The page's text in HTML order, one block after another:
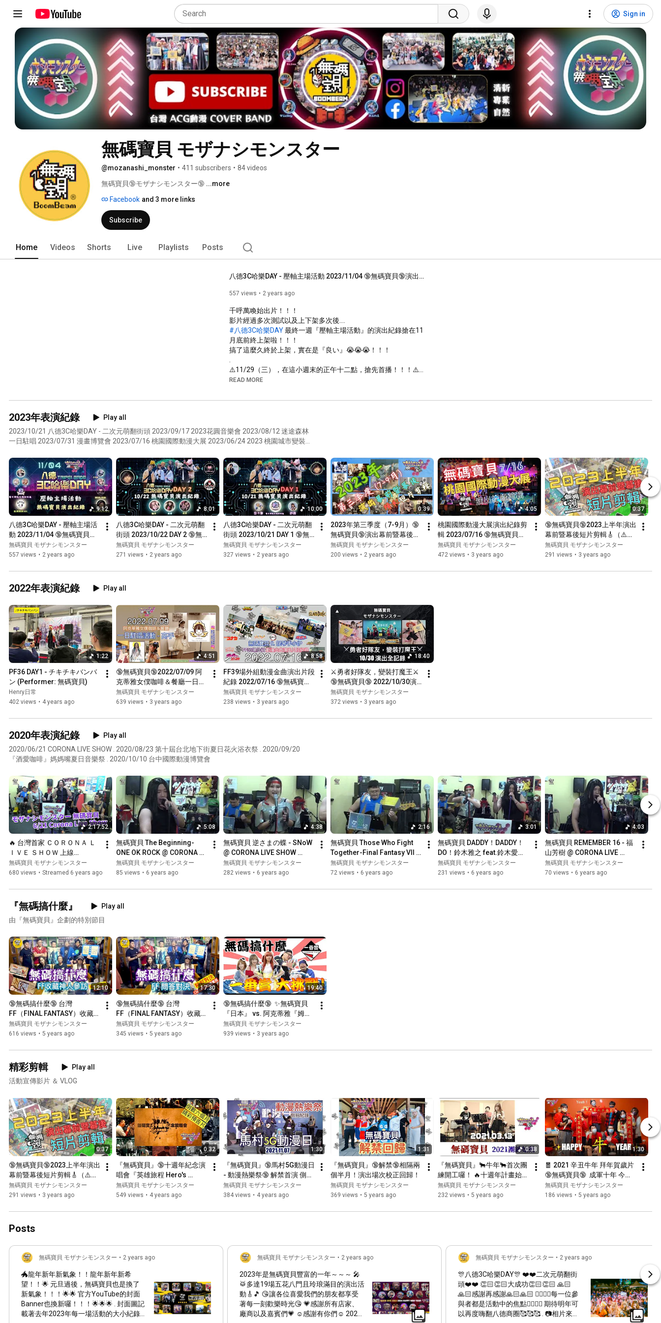
Sign in
無碼寶貝 モザナシモンスター
@mozanashi_monster • 411 subscribers • 84 videos
無碼寶貝🔞モザナシモンスター🔞 ...more
Facebook and 3 more links
Subscribe
Home Videos Shorts Live Playlists Posts
八德3C哈樂DAY - 壓軸主場活動 2023/11/04 🔞無碼寶貝🔞演出紀錄剪輯 ft. @pc_gps_music  、Allen、魔女學院女僕咖啡館、Devil Kiss、狐狸假面Aoi
557 views 2 years ago
千呼萬喚始出片！！！
#八德3C哈樂DAY 最終一週『壓軸主場活動』的演出紀錄搶在11
月底前終上架啦！！！
搞了這麼久終於上架，實在是『良い』😭😭😭！！！
⚠️11/29（三），在這小週末的正午十二點，搶先首播！！！⚠️
請大家務必要收看唷！！！
⬇️⬇️⬇️立馬、即刻、馬上！⬇️⬇️⬇️
🎸=========================🎸
.
1. めざせポケモンマスター ft. 可可亞、Aoi
2. 残酷な天使のテーゼ ft. Aoi
3. 炎 ft. チュチュ、Aoi
4. 世界が終るまでは••• ft. Aoi
5. メグメグ☆ファイアーエンドレスナイト ft. 紗夏、七瀨、柚子
.
💥 ▍ 無碼寶貝 ft. 魔女學院Witch Hat 女僕咖啡廳 & Devil Kiss & Pc
全球定位裝置 & 狐狸假面 Aoi 出演成員 ▍💥
🔝無碼寶貝🔞
@mozanashimonster
🔝團長千鳥 （無IG）
🔝Pc全球定位裝置🎻
@pc_liao
🔝隱藏版KB手哲公🎹
@tetsuko_melon
🔝8度音樂空間 八度音樂空間阿新🎸
@starchen777
🔝Allen · A小調音樂 • Aminor Music🎸
@allenhs0912
🔝狐狸假面
@kamen_no_kitsune
@zexal9980 Aoi
@witchhat_sana 紗夏
@ko_ko_a___dk___ 可可亞
@dk_yuzu_4 柚子
.
🎸=========================🎸
.
🔞無碼寶貝🔞ＩＧ :
＠mozanashi_monster
https://www.facebook.com/boombeamband
.
READ MORE
2023年表演紀錄
Play all
2023/10/21 八德3C哈樂DAY - 二次元萌翻街頭 2023/09/17 2023花圓音樂會 2023/08/12 迷途森林
一日駐唱 2023/07/31 漫畫博覽會 2023/07/16 桃園國際動漫大展 2023/06/24 2023 桃園城市變裝
山科大 K.D.F 23 2023/04/30 PF38 音樂肥皂箱 & 場外演出 2023/02/05 FF40 場外演出 2023/01/31
台北國際動漫節
9:12
八德3C哈樂DAY - 壓軸主場活
動 2023/11/04 🔞無碼寶貝🔞
演出紀錄剪輯 ft.
@pc_gps_music  、Allen、
Kiss、狐狸假面Aoi
無碼寶貝 モザナシモンスター
557 views • 2 years ago
8:01
八德3C哈樂DAY - 二次元萌翻
街頭 2023/10/22 DAY 2 🔞無
碼寶貝🔞演出紀錄剪輯 ft.
@pc_gps_music 、Allen、
無碼寶貝 モザナシモンスター
271 views • 2 years ago
10:00
八德3C哈樂DAY - 二次元萌翻
街頭 2023/10/21 DAY 1 🔞無
碼寶貝🔞演出紀錄剪輯 ft.
@pc_gps_music、
魔女學院女僕咖啡
無碼寶貝 モザナシモンスター
327 views • 2 years ago
0:39
2023年第三季度（7-9月）🔞
無碼寶貝🔞演出幕前暨幕後精
彩短片剪輯
無碼寶貝 モザナシモンスター
200 views • 2 years ago
4:05
桃園國際動漫大展演出紀錄剪
輯 2023/07/16 🔞無碼寶貝🔞
ft. Pc全球定位裝置
無碼寶貝 モザナシモンスター
472 views • 3 years ago
0:37
🔞無碼寶貝🔞2023上半年演出
幕前暨幕後短片剪輯🎸（⚠️開
頭背景音有彩蛋⚠️）
無碼寶貝 モザナシモンスター
291 views • 3 years ago
2022年表演紀錄 Play all
1:22
PF36 DAY1 - チキチキバンバ
ン (Performer: 無碼寶貝)
Henry日常
402 views • 4 years ago
4:51
🔞無碼寶貝🔞2022/07/09 阿
克蒂雅女僕咖啡＆餐廳一日駐
唱活動🎤高手 - 朝が来る🎤
無碼寶貝 モザナシモンスター
639 views • 3 years ago
8:58
FF39場外組動漫金曲演出片段
紀錄 2022/07/16 🔞無碼寶貝
🔞 ft. 提琴手小伊
無碼寶貝 モザナシモンスター
238 views • 3 years ago
18:40
⚔️勇者好隊友，變裝打魔王⚔️
🔞無碼寶貝🔞 2022/10/30演
出全記錄 ＠ 桃園市長候選人
鄭運鵬北桃園競選總部
無碼寶貝 モザナシモンスター
372 views • 3 years ago
2020年表演紀錄
Play all
2020/06/21 CORONA LIVE SHOW . 2020/08/23 第十屆台北地下街夏日花火浴衣祭 . 2020/09/20
『酒愛咖啡』媽媽嘴夏日音樂祭 . 2020/10/10 台中國際動漫博覽會
2:17:52
🔥 台灣首家 ＣＯＲＯＮＡ Ｌ
ＩＶＥ ＳＨＯＷ 上線
啦！！！ 🔥 『無碼寶貝在線
演唱』🔥
無碼寶貝 モザナシモンスター
680 views • Streamed 6 years ago
5:08
無碼寶貝 The Beginning-
ONE OK ROCK @ CORONA
LIVE SHOW (2020.06.21)
無碼寶貝 モザナシモンスター
85 views • 6 years ago
4:38
無碼寶貝 逆さまの蝶 - SNoW
@ CORONA LIVE SHOW
(2020.06.21)
無碼寶貝 モザナシモンスター
282 views • 6 years ago
2:16
無碼寶貝 Those Who Fight
Together-Final Fantasy VII
Remake @ CORONA LIVE
SHOW (2020.06.21)
無碼寶貝 モザナシモンスター
72 views • 6 years ago
3:01
無碼寶貝 DADDY！DADDY！
DO！鈴木雅之 feat.鈴木愛理
@ CORONA LIVE SHOW
(2020.06.21)
無碼寶貝 モザナシモンスター
231 views • 6 years ago
4:03
無碼寶貝 REMEMBER 16 - 福
山芳樹 @ CORONA LIVE
SHOW (2020.06.21)
無碼寶貝 モザナシモンスター
70 views • 6 years ago
『無碼搞什麼』
Play all
由『無碼寶貝』企劃的特別節目
12:10
🔞無碼搞什麼🔞 台灣
FF（FINAL FANTASY）收藏神
人Cloud Ko參訪實錄 ✨稀有
收藏品 完整公開✨ （上集）
無碼寶貝 モザナシモンスター
616 views • 5 years ago
17:30
🔞無碼搞什麼🔞 台灣
FF（FINAL FANTASY）收藏神
人Cloud Ko參訪實錄 ✨無碼
寶貝挑戰FF神人 頂尖對決 ✨
無碼寶貝 モザナシモンスター
345 views • 5 years ago
19:40
🔞無碼搞什麼🔞  ✨無碼寶貝
『日本』 vs. 阿克蒂雅『姆
卡』✨『新世紀福音戰士』一
番賞爭奪大挑戰！！！ 為了自
任務挑戰後，最終到底獎落誰
無碼寶貝 モザナシモンスター
939 views • 3 years ago
精彩剪輯
Play all
活動宣傳影片 ＆ VLOG
0:37
🔞無碼寶貝🔞2023上半年演出
幕前暨幕後短片剪輯🎸（⚠️開
頭背景音有彩蛋⚠️）
無碼寶貝 モザナシモンスター
291 views • 3 years ago
0:32
『無碼寶貝』🔞十週年紀念演
唱會『英雄旅程 Hero's
Journey』🔞 ✨倒數六個月✨
精彩預告片✨
無碼寶貝 モザナシモンスター
549 views • 4 years ago
1:30
『無碼寶貝』🔞馬村5G動漫日
- 動漫熱樂祭🔞 解禁首演 側拍
VLOG feat. A拔 & 武義 津輕三
味線演奏者 ＆ Ena絵奈
無碼寶貝 モザナシモンスター
384 views • 4 years ago
1:31
『無碼寶貝』🔞解禁🔞相隔兩
個半月！演出場次校正回歸！
無碼寶貝 モザナシモンスター
369 views • 5 years ago
0:38
『無碼寶貝』🐂牛年🐂首次團
練開工囉！ 🔥十週年計畫始動
🔥
無碼寶貝 モザナシモンスター
232 views • 5 years ago
1:30
🧧 2021 辛丑牛年 拜年賀歲片
🔞無碼寶貝🔞  成軍十年 今年
請多多指教 🧧
無碼寶貝 モザナシモンスター
186 views • 5 years ago
Posts
無碼寶貝 モザナシモンスター • 2 years ago
🐲龍年新年新氣象！！龍年新年新希
望！！🌟 元旦過後，無碼寶貝也是換了
新氣象！！！🌟🌟 官方YouTube的封面
Banner也換新囉！！！🌟🌟🌟 . 封面圖記
載著去年2023年每一場活動的大小紀錄
無碼寶貝 モザナシモンスター • 2 years ago
2023年是無碼寶貝豐富的一年～～～ 🎤
🥁多達19場五花八門且玲琅滿目的演出活
動🎸🎵 😘讓各位喜愛我們的朋友都享受
著每一刻歡樂時光😘 💗感謝所有店家、
廠商以及嘉賓們💗 ☺️感謝有你們☺️ 2023
無碼寶貝 モザナシモンスター • 2 years ago
🎊八德3C哈樂DAY🎊 ❤️❤️二次元萌翻街
頭❤️❤️ 👏🏻👏🏻大成功👏🏻👏🏻 🙏🏻
🙏🏻感謝再感謝🙏🏻🙏🏻 👍🏻👍🏻每一位參
與者都是活動中的焦點👍🏻👍🏻 期待明年可
以再度嗨翻八德商圈🥰🥰🥰 . 📷相片來